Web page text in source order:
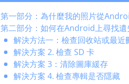
第一部分：為什麼我的照片從
第二部分：如何在Android上尋找遺
解決方法一：檢查回收站或最近
解決方案 2. 檢查 SD 卡
解決方案 3：清除圖庫緩存
解決方案 4. 檢查專輯是否隱藏